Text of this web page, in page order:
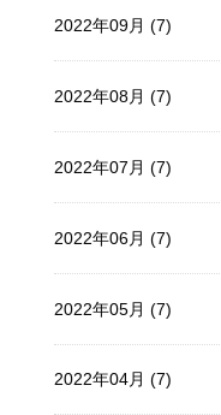
2022年09月 (7)
2022年08月 (7)
2022年07月 (7)
2022年06月 (7)
2022年05月 (7)
2022年04月 (7)